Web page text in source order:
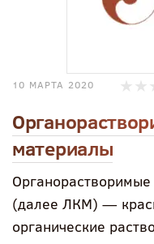
10 МАРТА 2020
материалы
(далее ЛКМ) —
органические